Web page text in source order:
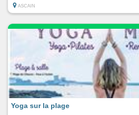
ASCAIN
Yoga sur la plage